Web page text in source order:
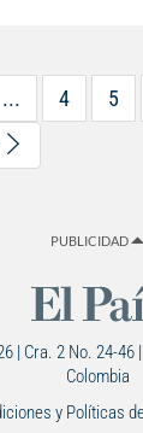
... 4 5
PUBLICIDAD
| Cra. 2 No. 24-46
Colombia
y Políticas